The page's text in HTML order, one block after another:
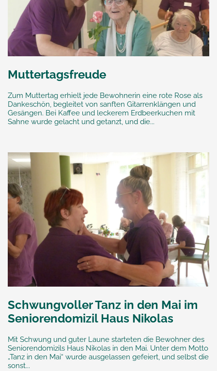
Muttertagsfreude
Zum Muttertag erhielt jede Bewohnerin eine rote Rose als
Dankeschön, begleitet von sanften Gitarrenklängen und
Gesängen. Bei Kaffee und leckerem Erdbeerkuchen mit
Sahne wurde gelacht und getanzt, und die...
Schwungvoller Tanz in den Mai im
Seniorendomizil Haus Nikolas
Mit Schwung und guter Laune starteten die Bewohner des
Seniorendomizils Haus Nikolas in den Mai. Unter dem Motto
„Tanz in den Mai“ wurde ausgelassen gefeiert, und selbst die
sonst...